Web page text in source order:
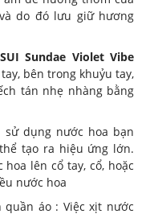
do đó lưu giữ hương
Sundae Violet Vibe
bên trong khuỷu tay,
tán nhẹ nhàng bằng
dụng nước hoa bạn
tạo ra hiệu ứng lớn.
lên cổ tay, cổ, hoặc
nước hoa
áo : Việc xịt nước